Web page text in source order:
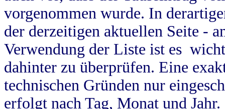
vorgenommen wurde. In
der derzeitigen aktuellen Seite -
Verwendung der Liste ist es
dahinter zu überprüfen. Eine
technischen Gründen nur
erfolgt nach Tag, Monat und Jahr.